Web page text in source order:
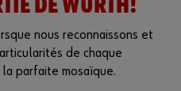
DE WÜRTH!
nous reconnaissons et
de chaque
parfaite mosaïque.